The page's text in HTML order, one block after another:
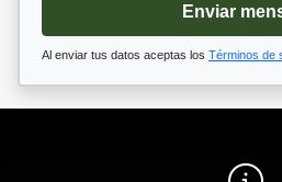
Enviar
Al enviar tus datos aceptas los Términos de